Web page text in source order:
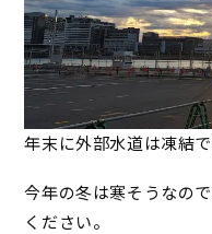
年末に外部水道は凍結
今年の冬は寒そうなの
ください。